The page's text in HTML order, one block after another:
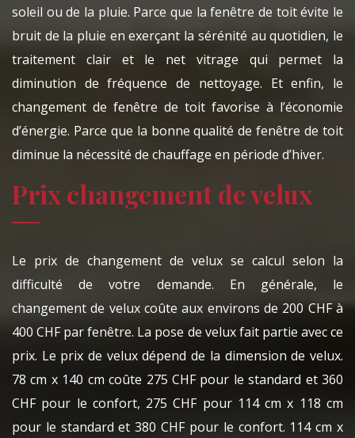
soleil ou de la pluie. Parce que la fenêtre de toit évite le
bruit de la pluie en exerçant la sérénité au quotidien, le
traitement clair et le net vitrage qui permet la
diminution de fréquence de nettoyage. Et enfin, le
changement de fenêtre de toit favorise à l’économie
d’énergie. Parce que la bonne qualité de fenêtre de toit
diminue la nécessité de chauffage en période d’hiver.
Prix changement de velux
Le prix de changement de velux se calcul selon la
difficulté de votre demande. En générale, le
changement de velux coûte aux environs de 200 CHF à
400 CHF par fenêtre. La pose de velux fait partie avec ce
prix. Le prix de velux dépend de la dimension de velux.
78 cm x 140 cm coûte 275 CHF pour le standard et 360
CHF pour le confort, 275 CHF pour 114 cm x 118 cm
pour le standard et 380 CHF pour le confort. 114 cm x